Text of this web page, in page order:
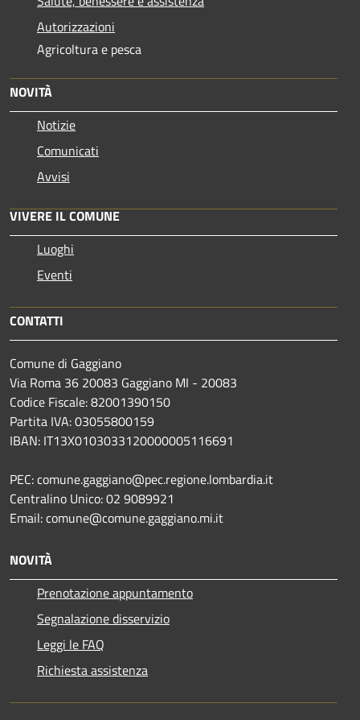
Autorizzazioni
Agricoltura e pesca
NOVITÀ
Notizie
Comunicati
Avvisi
VIVERE IL COMUNE
Luoghi
Eventi
CONTATTI
Comune di Gaggiano
Via Roma 36 20083 Gaggiano MI - 20083
Codice Fiscale: 82001390150
Partita IVA: 03055800159
IBAN: IT13X0103033120000005116691
PEC: comune.gaggiano@pec.regione.lombardia.it
Centralino Unico: 02 9089921
Email: comune@comune.gaggiano.mi.it
NOVITÀ
Prenotazione appuntamento
Segnalazione disservizio
Leggi le FAQ
Richiesta assistenza